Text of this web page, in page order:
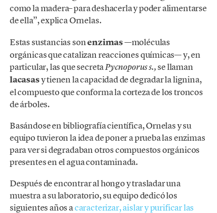
como la madera– para deshacerla y poder alimentarse
de ella”, explica Ornelas.
Estas sustancias sonenzimas—moléculas
orgánicas que catalizan reacciones químicas— y, en
particular, las que secretaPycnoporus s.,se llaman
lacasasy tienen la capacidad de degradar la lignina,
el compuesto que conforma la corteza de los troncos
de árboles.
Basándose en bibliografía científica, Ornelas y su
equipo tuvieron la idea de poner a prueba las enzimas
para ver si degradaban otros compuestos orgánicos
presentes en el agua contaminada.
Después de encontrar al hongo y trasladar una
muestra a su laboratorio, su equipo dedicó los
siguientes años acaracterizar, aislar y purificar las